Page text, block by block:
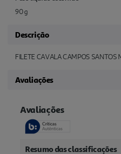
90 g
Descrição
FILETE CAVALA CAMPOS SANTOS
Avaliações